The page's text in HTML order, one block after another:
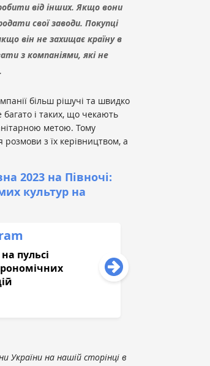
від інших. Якщо вони
свої заводи. Покупці
він не захищає країну в
з компаніями, які не
більш рішучі та швидко
і таких, що чекають
метою. Тому
з їх керівництвом, а
2023 на Півночі:
культур на
пульсі
України на нашій сторінці в